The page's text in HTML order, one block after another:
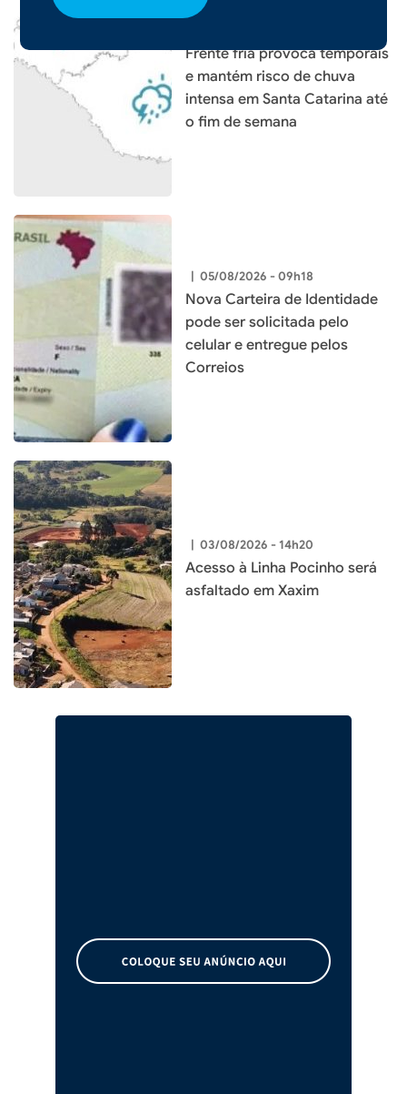
Frente fria provoca temporais
e mantém risco de chuva
intensa em Santa Catarina até
o fim de semana
| 05/08/2026 - 09h18
Nova Carteira de Identidade
pode ser solicitada pelo
celular e entregue pelos
Correios
| 03/08/2026 - 14h20
Acesso à Linha Pocinho será
asfaltado em Xaxim